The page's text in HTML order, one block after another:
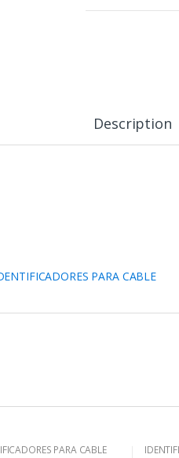
Description
PARA CABLE
PARA CABLE